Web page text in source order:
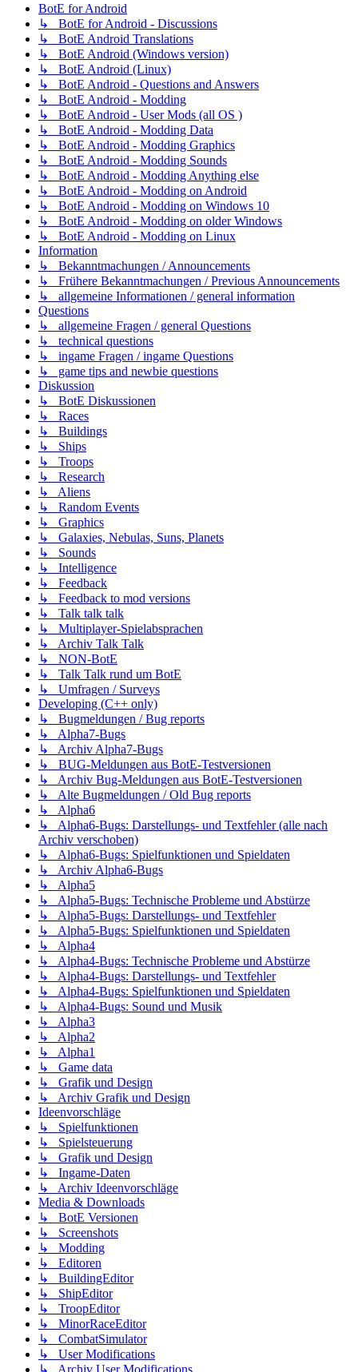
BotE for Android
↳ BotE for Android - Discussions
↳ BotE Android Translations
↳ BotE Android (Windows version)
↳ BotE Android (Linux)
↳ BotE Android - Questions and Answers
↳ BotE Android - Modding
↳ BotE Android - User Mods (all OS )
↳ BotE Android - Modding Data
↳ BotE Android - Modding Graphics
↳ BotE Android - Modding Sounds
↳ BotE Android - Modding Anything else
↳ BotE Android - Modding on Android
↳ BotE Android - Modding on Windows 10
↳ BotE Android - Modding on older Windows
↳ BotE Android - Modding on Linux
Information
↳ Bekanntmachungen / Announcements
↳ Frühere Bekanntmachungen / Previous Announcements
↳ allgemeine Informationen / general information
Questions
↳ allgemeine Fragen / general Questions
↳ technical questions
↳ ingame Fragen / ingame Questions
↳ game tips and newbie questions
Diskussion
↳ BotE Diskussionen
↳ Races
↳ Buildings
↳ Ships
↳ Troops
↳ Research
↳ Aliens
↳ Random Events
↳ Graphics
↳ Galaxies, Nebulas, Suns, Planets
↳ Sounds
↳ Intelligence
↳ Feedback
↳ Feedback to mod versions
↳ Talk talk talk
↳ Multiplayer-Spielabsprachen
↳ Archiv Talk Talk
↳ NON-BotE
↳ Talk Talk rund um BotE
↳ Umfragen / Surveys
Developing (C++ only)
↳ Bugmeldungen / Bug reports
↳ Alpha7-Bugs
↳ Archiv Alpha7-Bugs
↳ BUG-Meldungen aus BotE-Testversionen
↳ Archiv Bug-Meldungen aus BotE-Testversionen
↳ Alte Bugmeldungen / Old Bug reports
↳ Alpha6
↳ Alpha6-Bugs: Darstellungs- und Textfehler (alle nach
Archiv verschoben)
↳ Alpha6-Bugs: Spielfunktionen und Spieldaten
↳ Archiv Alpha6-Bugs
↳ Alpha5
↳ Alpha5-Bugs: Technische Probleme und Abstürze
↳ Alpha5-Bugs: Darstellungs- und Textfehler
↳ Alpha5-Bugs: Spielfunktionen und Spieldaten
↳ Alpha4
↳ Alpha4-Bugs: Technische Probleme und Abstürze
↳ Alpha4-Bugs: Darstellungs- und Textfehler
↳ Alpha4-Bugs: Spielfunktionen und Spieldaten
↳ Alpha4-Bugs: Sound und Musik
↳ Alpha3
↳ Alpha2
↳ Alpha1
↳ Game data
↳ Grafik und Design
↳ Archiv Grafik und Design
Ideenvorschläge
↳ Spielfunktionen
↳ Spielsteuerung
↳ Grafik und Design
↳ Ingame-Daten
↳ Archiv Ideenvorschläge
Media & Downloads
↳ BotE Versionen
↳ Screenshots
↳ Modding
↳ Editoren
↳ BuildingEditor
↳ ShipEditor
↳ TroopEditor
↳ MinorRaceEditor
↳ CombatSimulator
↳ User Modifications
↳ Archiv User Modifications